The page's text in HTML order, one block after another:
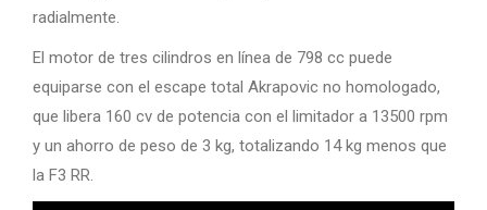
radialmente.
El motor de tres cilindros en línea de 798 cc puede
equiparse con el escape total Akrapovic no homologado,
que libera 160 cv de potencia con el limitador a 13500 rpm
y un ahorro de peso de 3 kg, totalizando 14 kg menos que
la F3 RR.